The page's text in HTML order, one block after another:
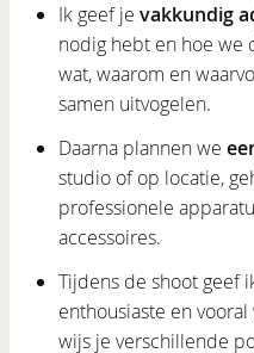
Ik geef je vakkundig
nodig hebt en hoe we
wat, waarom en
samen uitvogelen.
Daarna plannen we
studio of op locatie,
professionele
accessoires.
Tijdens de shoot geef
enthousiaste en vooral
wijs je verschillende